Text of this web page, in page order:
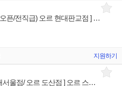
[ 오르 스트릿 패션 ORR ] [ (신규오픈/전직급) 오르 현대판교점 ] 오르 패션어드바이저 매장판매사원
지원하기
[ ORR(오르) ] [ (신규오픈) 더현대서울점/ 오르 도산점 ] 오르 스트릿 패션 제품서비스 매장판매사원